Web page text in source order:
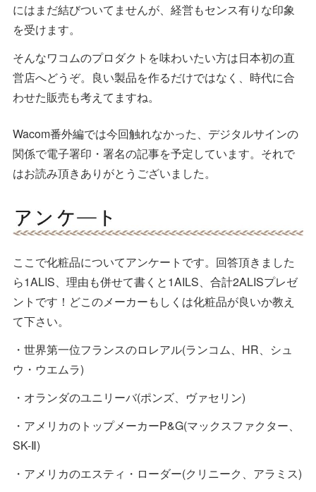
にはまだ結びついてませんが、経営もセンス有りな印象
を受けます。
そんなワコムのプロダクトを味わいたい方は日本初の直
営店へどうぞ。良い製品を作るだけではなく、時代に合
わせた販売も考えてますね。
Wacom番外編では今回触れなかった、デジタルサインの
関係で電子署印・署名の記事を予定しています。それで
はお読み頂きありがとうございました。
ここで化粧品についてアンケートです。回答頂きました
ら1ALIS、理由も併せて書くと1AILS、合計2ALISプレゼ
ントです！どこのメーカーもしくは化粧品が良いか教え
て下さい。
・世界第一位フランスのロレアル(ランコム、HR、シュ
ウ・ウエムラ)
・オランダのユニリーバ(ポンズ、ヴァセリン)
・アメリカのトップメーカーP&G(マックスファクター、
SK-Ⅱ)
・アメリカのエスティ・ローダー(クリニーク、アラミス)